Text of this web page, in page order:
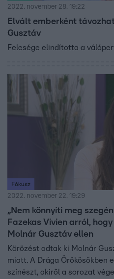
2022. november 28. 19:22
Elvált emberként
Gusztáv
Felesége elindította a
Fókusz
2022. november 22. 19:29
„Nem könnyíti meg
Fazekas Vivien arról,
Molnár Gusztáv ellen
Körözést adtak ki Molnár
miatt. A Drága Örökösökben
színészt, akiről a sorozat